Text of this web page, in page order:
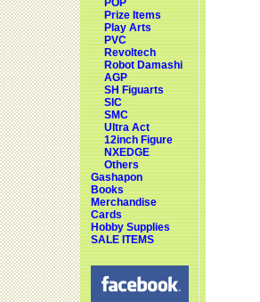
POP
Prize Items
Play Arts
PVC
Revoltech
Robot Damashi
AGP
SH Figuarts
SIC
SMC
Ultra Act
12inch Figure
NXEDGE
Others
Gashapon
Books
Merchandise
Cards
Hobby Supplies
SALE ITEMS